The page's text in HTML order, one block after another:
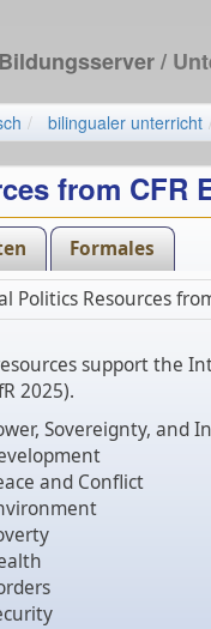
/
bilingualer unterricht
from CFR
Formales
Politics Resources
support the
2025).
Sovereignty, and
and Conflict